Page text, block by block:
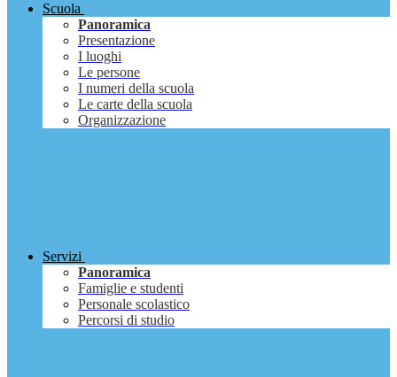
Scuola
Panoramica
Presentazione
I luoghi
Le persone
I numeri della scuola
Le carte della scuola
Organizzazione
Servizi
Panoramica
Famiglie e studenti
Personale scolastico
Percorsi di studio